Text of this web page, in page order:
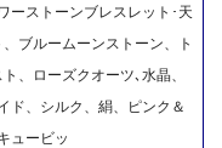
ーストーンブレスレット･天
ブルームーンストーン、ト
、ローズクオーツ､水晶、
ド、シルク、絹、ピンク＆
ュービッ